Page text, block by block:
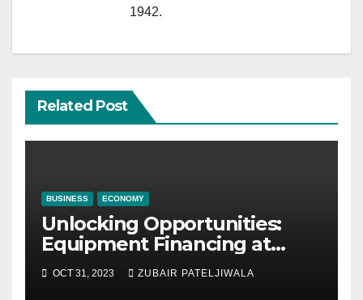
1942.
Related Post
BUSINESS ECONOMY
Unlocking Opportunities:
Equipment Financing at
Auctions
OCT 31, 2023 ZUBAIR PATELJIWALA